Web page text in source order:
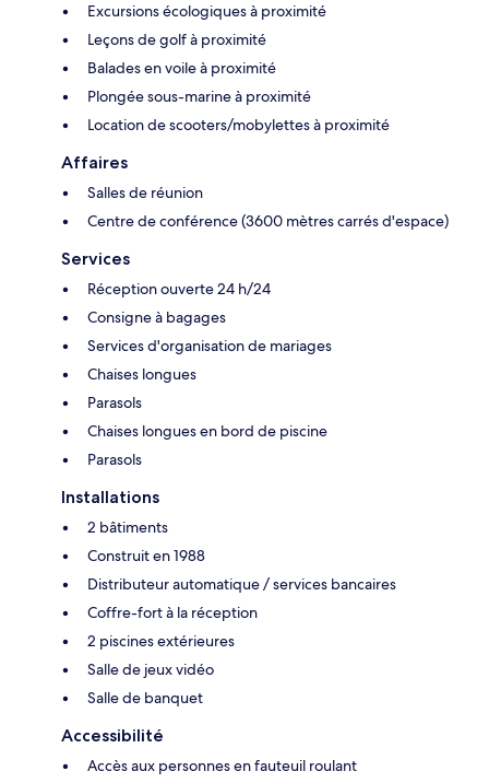
Excursions écologiques à proximité
Leçons de golf à proximité
Balades en voile à proximité
Plongée sous-marine à proximité
Location de scooters/mobylettes à proximité
Affaires
Salles de réunion
Centre de conférence (3600 mètres carrés d'espace)
Services
Réception ouverte 24 h/24
Consigne à bagages
Services d'organisation de mariages
Chaises longues
Parasols
Chaises longues en bord de piscine
Parasols
Installations
2 bâtiments
Construit en 1988
Distributeur automatique / services bancaires
Coffre-fort à la réception
2 piscines extérieures
Salle de jeux vidéo
Salle de banquet
Accessibilité
Accès aux personnes en fauteuil roulant